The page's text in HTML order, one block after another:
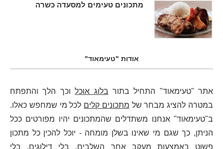
מתכונים טעימים למסעדה כשרה
אודות "טעימאוד"
אתר "טעימאוד" התחיל בתור בלוג אוכלוכך הלך והתפתח
במטרה להציג מבחר של מתכונים קלים לכל מי שמחפש כאלו.
ב"טעימאוד" אנחנו משתדלים שהמתכונים יהיו מפורטים ככל
הניתן, כך שגם מי שאינו בשלן מומחה - יוכל להכין כל מתכון
פשוט באמצעות מעקב אחר השלבים. בלי דילוגים, בלי